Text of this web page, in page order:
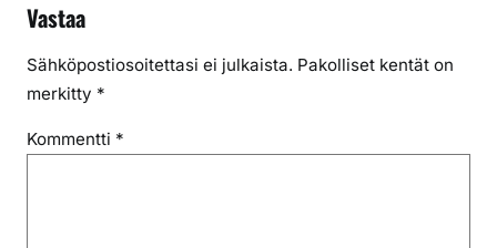
Vastaa
Sähköpostiosoitettasi ei julkaista. Pakolliset kentät on
merkitty *
Kommentti *